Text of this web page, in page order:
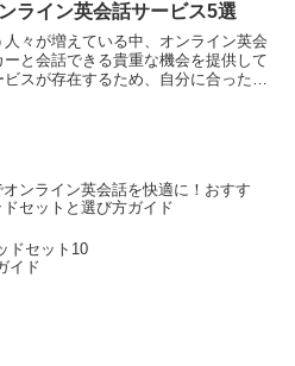
ライン英会話サービス5選
々が増えている中、オンライン英会
と会話できる貴重な機会を提供して
スが存在するため、自分に合ったオ
ンライン英会話を快適に！おすす
セットと選び方ガイド
ドセット10
イド